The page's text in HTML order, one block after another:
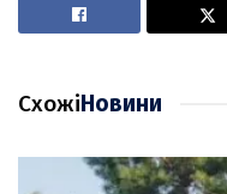
СхожіНовини